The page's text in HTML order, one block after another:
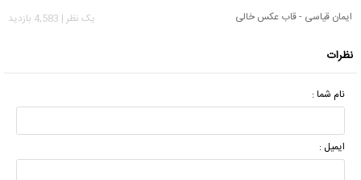
ایمان قیاسی - قاب عکس خالی
يک نظر | 4,583 بازدید
نظرات
نام شما :
ایمیل :